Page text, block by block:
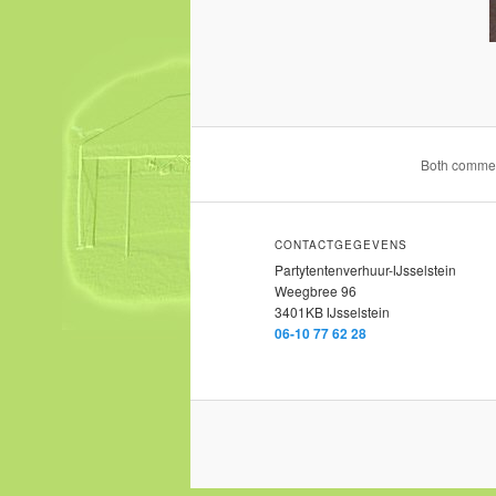
Both
CONTACTGEGEVENS
Partytentenverhuur-IJsselstein
Weegbree 96
3401KB IJsselstein
06-10 77 62 28